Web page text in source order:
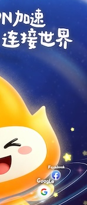
支持[0] 反对
支持
反对 [0]
支持[0] 反对[0]